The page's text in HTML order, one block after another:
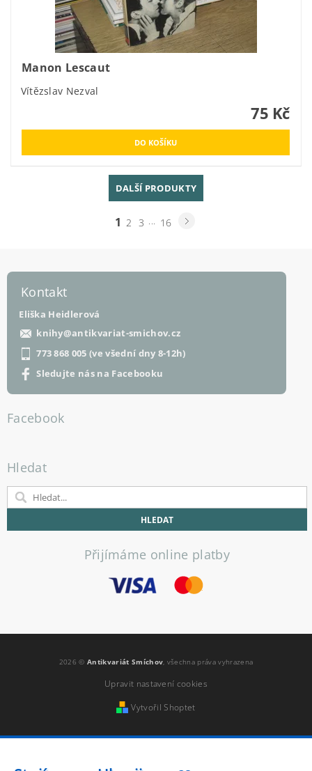
Manon Lescaut
Vítězslav Nezval
75 Kč
DALŠÍ PRODUKTY
1 2 3 ... 16
Kontakt
Eliška Heidlerová
knihy@antikvariat-smichov.cz
773 868 005 (ve všední dny 8-12h)
Sledujte nás na Facebooku
Facebook
Hledat
Přijímáme online platby
2026 ©Antikvariát Smíchov , všechna práva vyhrazena
Upravit nastavení cookies
Vytvořil Shoptet